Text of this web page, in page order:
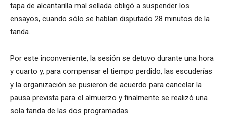
tapa de alcantarilla mal sellada obligó a suspender los
ensayos, cuando sólo se habían disputado 28 minutos de la
tanda.
Por este inconveniente, la sesión se detuvo durante una hora
y cuarto y, para compensar el tiempo perdido, las escuderías
y la organización se pusieron de acuerdo para cancelar la
pausa prevista para el almuerzo y finalmente se realizó una
sola tanda de las dos programadas.